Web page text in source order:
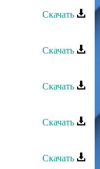
Скачать
Скачать
Скачать
Скачать
Скачать